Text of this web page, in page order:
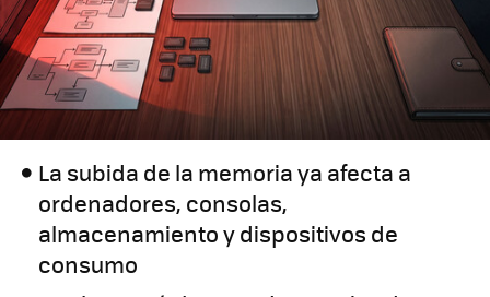
La subida de la memoria ya afecta a
ordenadores, consolas,
almacenamiento y dispositivos de
consumo